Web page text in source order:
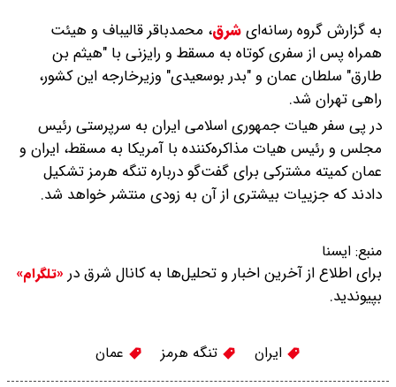
به گزارش گروه رسانه‌ایشرق، محمدباقر قالیباف و هیئت
همراه پس از سفری کوتاه به مسقط و رایزنی با "هیثم بن
طارق" سلطان عمان و "بدر بوسعیدی" وزیرخارجه این کشور،
راهی تهران شد.
در پی سفر هیات جمهوری اسلامی ایران به سرپرستی رئیس
مجلس و رئیس هیات مذاکره‌کننده با آمریکا به مسقط، ایران و
عمان کمیته مشترکی برای گفت‌گو درباره تنگه هرمز تشکیل
دادند که جزییات بیشتری از آن به زودی منتشر خواهد شد.
منبع: ایسنا
برای اطلاع از آخرین اخبار و تحلیل‌ها به کانال شرق در «تلگرام»
بپیوندید.
ایران تنگه هرمز عمان